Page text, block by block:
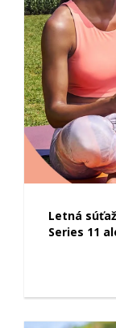
Letná
Series 11